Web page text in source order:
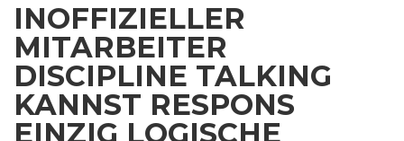
INOFFIZIELLER
MITARBEITER
DISCIPLINE TALKING
KANNST RESPONS
EINZIG LOGISCHE